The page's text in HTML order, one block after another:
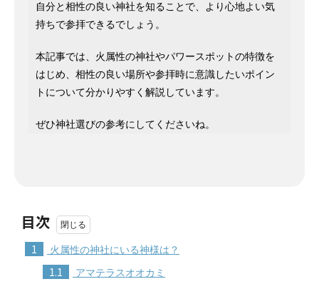
自分と相性の良い神社を知ることで、より心地よい気
持ちで参拝できるでしょう。
本記事では、火属性の神社やパワースポットの特徴を
はじめ、相性の良い場所や参拝時に意識したいポイン
トについて分かりやすく解説しています。
ぜひ神社選びの参考にしてくださいね。
目次
1 火属性の神社にいる神様は？
1.1 アマテラスオオカミ